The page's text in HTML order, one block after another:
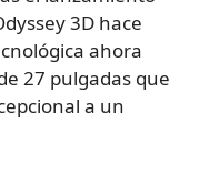
3D hace
ahora
27 pulgadas que
a un